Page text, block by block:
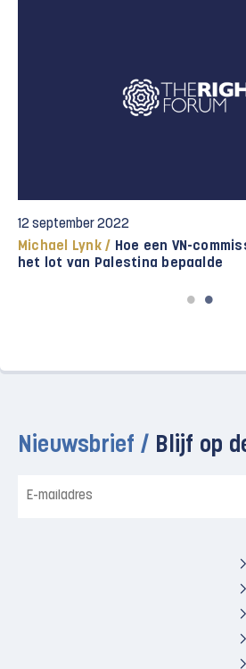
12 september 2022
Michael Lynk / Hoe een VN-
het lot van Palestina bepaalde
Nieuwsbrief / Blijf op
mailadres